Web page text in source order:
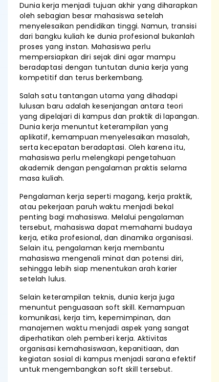
Dunia kerja menjadi tujuan akhir yang diharapkan
oleh sebagian besar mahasiswa setelah
menyelesaikan pendidikan tinggi. Namun, transisi
dari bangku kuliah ke dunia profesional bukanlah
proses yang instan. Mahasiswa perlu
mempersiapkan diri sejak dini agar mampu
beradaptasi dengan tuntutan dunia kerja yang
kompetitif dan terus berkembang.
Salah satu tantangan utama yang dihadapi
lulusan baru adalah kesenjangan antara teori
yang dipelajari di kampus dan praktik di lapangan.
Dunia kerja menuntut keterampilan yang
aplikatif, kemampuan menyelesaikan masalah,
serta kecepatan beradaptasi. Oleh karena itu,
mahasiswa perlu melengkapi pengetahuan
akademik dengan pengalaman praktis selama
masa kuliah.
Pengalaman kerja seperti magang, kerja praktik,
atau pekerjaan paruh waktu menjadi bekal
penting bagi mahasiswa. Melalui pengalaman
tersebut, mahasiswa dapat memahami budaya
kerja, etika profesional, dan dinamika organisasi.
Selain itu, pengalaman kerja membantu
mahasiswa mengenali minat dan potensi diri,
sehingga lebih siap menentukan arah karier
setelah lulus.
Selain keterampilan teknis, dunia kerja juga
menuntut penguasaan soft skill. Kemampuan
komunikasi, kerja tim, kepemimpinan, dan
manajemen waktu menjadi aspek yang sangat
diperhatikan oleh pemberi kerja. Aktivitas
organisasi kemahasiswaan, kepanitiaan, dan
kegiatan sosial di kampus menjadi sarana efektif
untuk mengembangkan soft skill tersebut.